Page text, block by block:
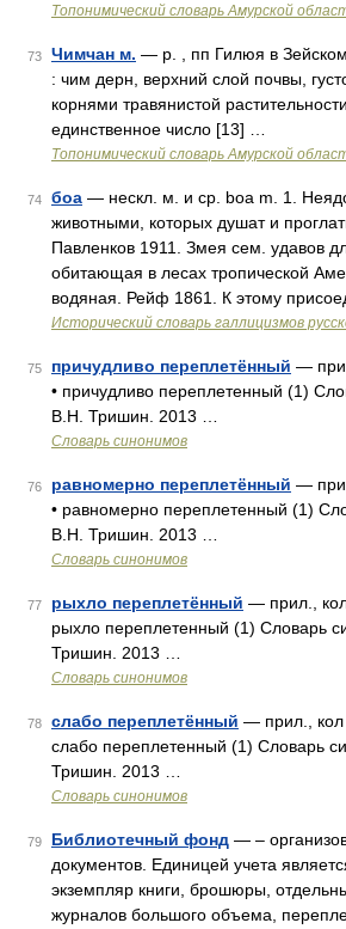
Топонимический словарь Амурской
73 Чимчан м. — р. , пп Гилюя в
: чим дерн, верхний слой почвы,
корнями травянистой
единственное число [13] …
Топонимический словарь Амурской
74 боа — нескл. м. и ср. boa m. 1.
животными, которых душат и
Павленков 1911. Змея сем. удавов
обитающая в лесах тропической
водяная. Рейф 1861. К этому
Исторический словарь галлицизмов
75 причудливо переплетённый —
• причудливо переплетенный (1)
В.Н. Тришин. 2013 …
Словарь синонимов
76 равномерно переплетённый —
• равномерно переплетенный (1)
В.Н. Тришин. 2013 …
Словарь синонимов
77 рыхло переплетённый — прил.,
рыхло переплетенный (1) Словарь
Тришин. 2013 …
Словарь синонимов
78 слабо переплетённый — прил., кол
слабо переплетенный (1) Словарь
Тришин. 2013 …
Словарь синонимов
79 Библиотечный фонд — –
документов. Единицей учета
экземпляр книги, брошюры,
журналов большого объема,